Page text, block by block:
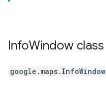
InfoWindow class
google.maps. InfoWindow